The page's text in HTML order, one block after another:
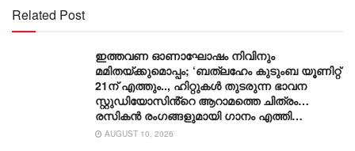
Related Post
ഇത്തവണ ഓണാഘോഷം നിവിനും
മമിതയ്ക്കുമൊപ്പം; ‘ബത്‍ലഹേം കുടുംബ യൂണിറ്റ്
21ന് എത്തും.., ഹിറ്റുകൾ തുടരുന്ന ഭാവന
സ്റ്റുഡിയോസിൻ്റെ ആറാമത്തെ ചിത്രം…
രസികൻ രംഗങ്ങളുമായി ഗാനം എത്തി…
AUGUST 10, 2026